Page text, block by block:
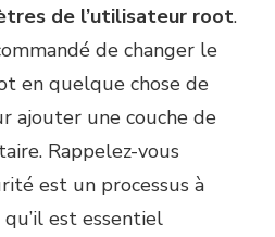
de l’utilisateur root.
de changer le
en quelque chose de
ajouter une couche de
Rappelez-vous
est un processus à
est essentiel